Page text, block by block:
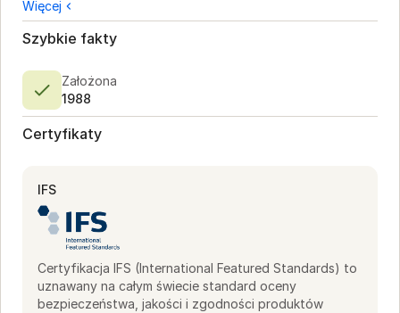
świń, firma specjalizuje się w wieprzowinie z Garrel i
wołowinie z Oldenburga. Szefowie kuchni i kupcy mogą
polegać na ich produktach dla autentycznego smaku i
Przejęcie Dieter Hein wzmacnia ich łańcuch wartości,
poprawiając procesy i standardy produktów. Goldschmaus
kładzie nacisk na ekologiczne praktyki z efektywną flotą
transportową i przestrzega wytycznych ORGANIC podczas
Goldschmaus dostarcza prawdziwy smak dzięki doskonałej
genetyce i specjalistycznym paszom. Regularne kontrole i
śledzenie danych zapewniają identyfikowalność i
wieprzowiny i wołowiny, które łączy tradycyjne wartości z
nowoczesnymi metodami.
Więcej
Szybkie fakty
Założona
1988
Certyfikaty
IFS
Certyfikacja IFS (International Featured Standards) to
uznawany na całym świecie standard oceny
bezpieczeństwa, jakości i zgodności produktów